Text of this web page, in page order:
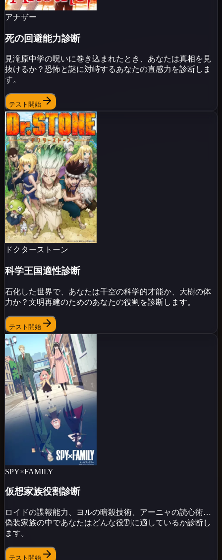
アナザー
死の回避能力診断
見滝原中学の呪いに巻き込まれたとき、あなたは真相を見
抜けるか？恐怖と謎に対峙するあなたの直感力を診断しま
す。
テスト開始
ドクターストーン
科学王国適性診断
石化した世界で、あなたは千空の科学的才能か、大樹の体
力か？文明再建のためのあなたの役割を診断します。
テスト開始
SPY×FAMILY
仮想家族役割診断
ロイドの諜報能力、ヨルの暗殺技術、アーニャの読心術…
偽装家族の中であなたはどんな役割に適しているか診断し
ます。
テスト開始